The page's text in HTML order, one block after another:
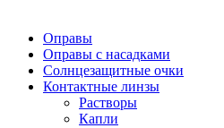
Оправы
Оправы с насадками
Солнцезащитные очки
Контактные линзы
Растворы
Капли